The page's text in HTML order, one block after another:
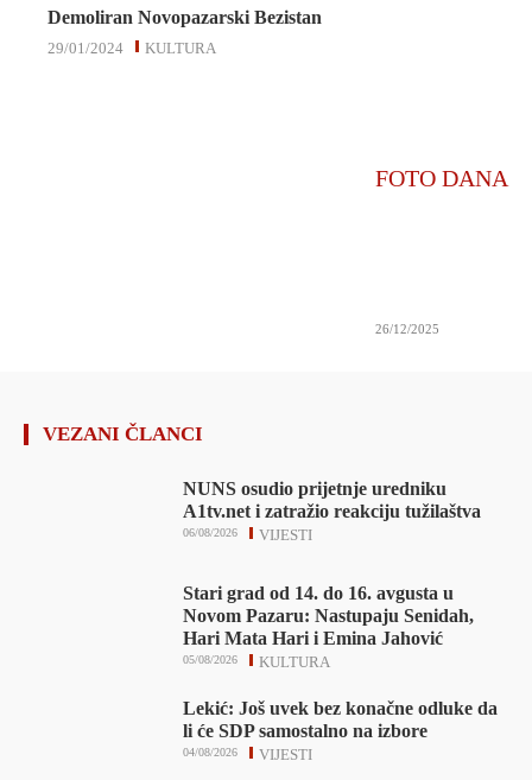
Demoliran Novopazarski Bezistan
KULTURA
29/01/2024
FOTO DANA
26/12/2025
VEZANI ČLANCI
NUNS osudio prijetnje uredniku
A1tv.net i zatražio reakciju tužilaštva
VIJESTI
06/08/2026
Stari grad od 14. do 16. avgusta u
Novom Pazaru: Nastupaju Senidah,
Hari Mata Hari i Emina Jahović
KULTURA
05/08/2026
Lekić: Još uvek bez konačne odluke da
li će SDP samostalno na izbore
VIJESTI
04/08/2026